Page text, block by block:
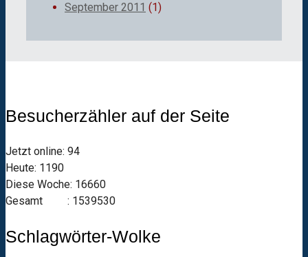
September 2011 (1)
Besucherzähler auf der Seite
Jetzt online: 94
Heute: 1190
Diese Woche: 16660
Gesamt : 1539530
Schlagwörter-Wolke